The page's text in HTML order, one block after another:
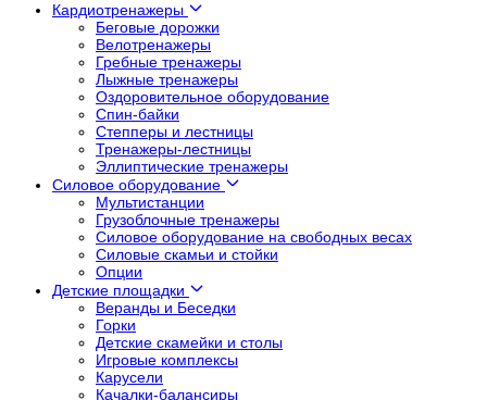
Кардиотренажеры
Беговые дорожки
Велотренажеры
Гребные тренажеры
Лыжные тренажеры
Оздоровительное оборудование
Спин-байки
Степперы и лестницы
Тренажеры-лестницы
Эллиптические тренажеры
Силовое оборудование
Мультистанции
Грузоблочные тренажеры
Силовое оборудование на свободных весах
Силовые скамьи и стойки
Опции
Детские площадки
Веранды и Беседки
Горки
Детские скамейки и столы
Игровые комплексы
Карусели
Качалки-балансиры